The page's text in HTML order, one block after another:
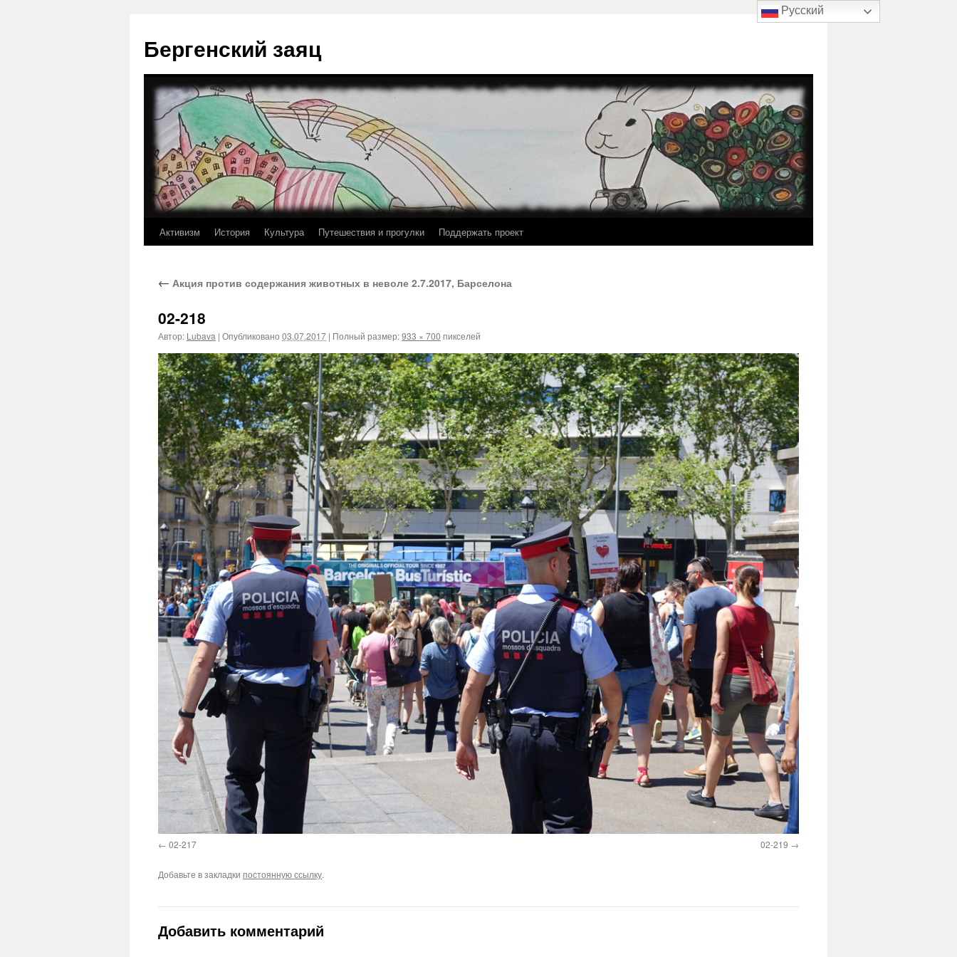
содержимому
Бергенский заяц
Активизм История Культура Путешествия и прогулки Поддержать проект
← Акция против содержания животных в неволе 2.7.2017, Барселона
02-218
Автор: Lubava | Опубликовано 03.07.2017 | Полный размер:933 × 700 пикселей
02-217 02-219
Добавьте в закладки постоянную ссылку.
Добавить комментарий
Русский